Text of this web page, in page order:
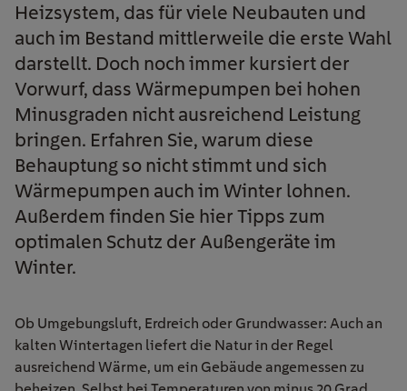
Heizsystem, das für viele Neubauten und
auch im Bestand mittlerweile die erste Wahl
darstellt. Doch noch immer kursiert der
Vorwurf, dass Wärmepumpen bei hohen
Minusgraden nicht ausreichend Leistung
bringen. Erfahren Sie, warum diese
Behauptung so nicht stimmt und sich
Wärmepumpen auch im Winter lohnen.
Außerdem finden Sie hier Tipps zum
optimalen Schutz der Außengeräte im
Winter.
Ob Umgebungsluft, Erdreich oder Grundwasser: Auch an
kalten Wintertagen liefert die Natur in der Regel
ausreichend Wärme, um ein Gebäude angemessen zu